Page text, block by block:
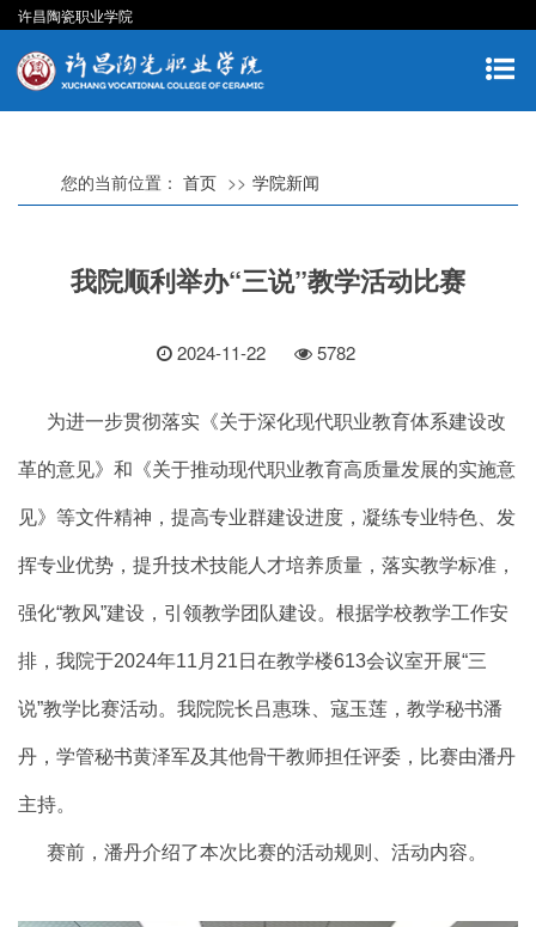
许昌陶瓷职业学院
您的当前位置： 首页 学院新闻
我院顺利举办“三说”教学活动比赛
2024-11-22 5782
为进一步贯彻落实 《关于深化现代职业教育体系建设改
革的意见》和《关于推动现代职业教育高质量发展的实施意
见》等文件精神，提高专业群建设进度，凝练专业特色、发
挥专业优势，提升技术技能人才培养质量，落实教学标准，
强化“教风”建设，引领教学团队建设。根据学校教学工作安
排，我院于2024年11月21日在教学楼613会议室开展“三
说”教学比赛活动。我院院长吕惠珠、寇玉莲，教学秘书潘
丹，学管秘书黄泽军及其他骨干教师担任评委，比赛由潘丹
主持。
赛前，潘丹介绍了本次比赛的活动规则、活动内容。